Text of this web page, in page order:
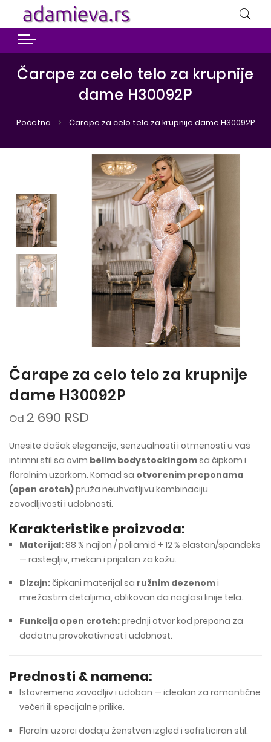
Čarape za celo telo za krupnije
dame H30092P
Početna Čarape za celo telo za krupnije dame H30092P
Čarape za celo telo za krupnije
dame H30092P
Od 2 690 RSD
Unesite dašak elegancije, senzualnosti i otmenosti u vaš
intimni stil sa ovim belim bodystockingomsa čipkom i
floralnim uzorkom. Komad sa otvorenim preponama
(open crotch)pruža neuhvatljivu kombinaciju
zavodljivosti i udobnosti.
Karakteristike proizvoda:
Materijal:88 % najlon / poliamid + 12 % elastan/spandeks
— rastegljiv, mekan i prijatan za kožu.
Dizajn:čipkani materijal sa ružnim dezenomi
mrežastim detaljima, oblikovan da naglasi linije tela.
Funkcija open crotch:prednji otvor kod prepona za
dodatnu provokativnost i udobnost.
Prednosti & namena:
Istovremeno zavodljiv i udoban — idealan za romantične
večeri ili specijalne prilike.
Floralni uzorci dodaju ženstven izgled i sofisticiran stil.